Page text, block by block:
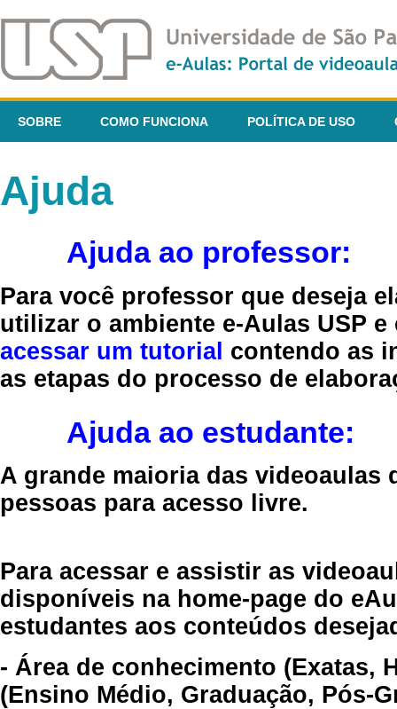
SOBRE COMO FUNCIONA POLÍTICA DE USO
Ajuda
Ajuda ao professor:
Para você professor que deseja
utilizar o ambiente e-Aulas USP
acessar um tutorial contendo as
as etapas do processo de
Ajuda ao estudante:
A grande maioria das videoaulas
pessoas para acesso livre.
Para acessar e assistir as
disponíveis na home-page do
estudantes aos conteúdos
- Área de conhecimento (Exatas,
(Ensino Médio, Graduação, Pós-